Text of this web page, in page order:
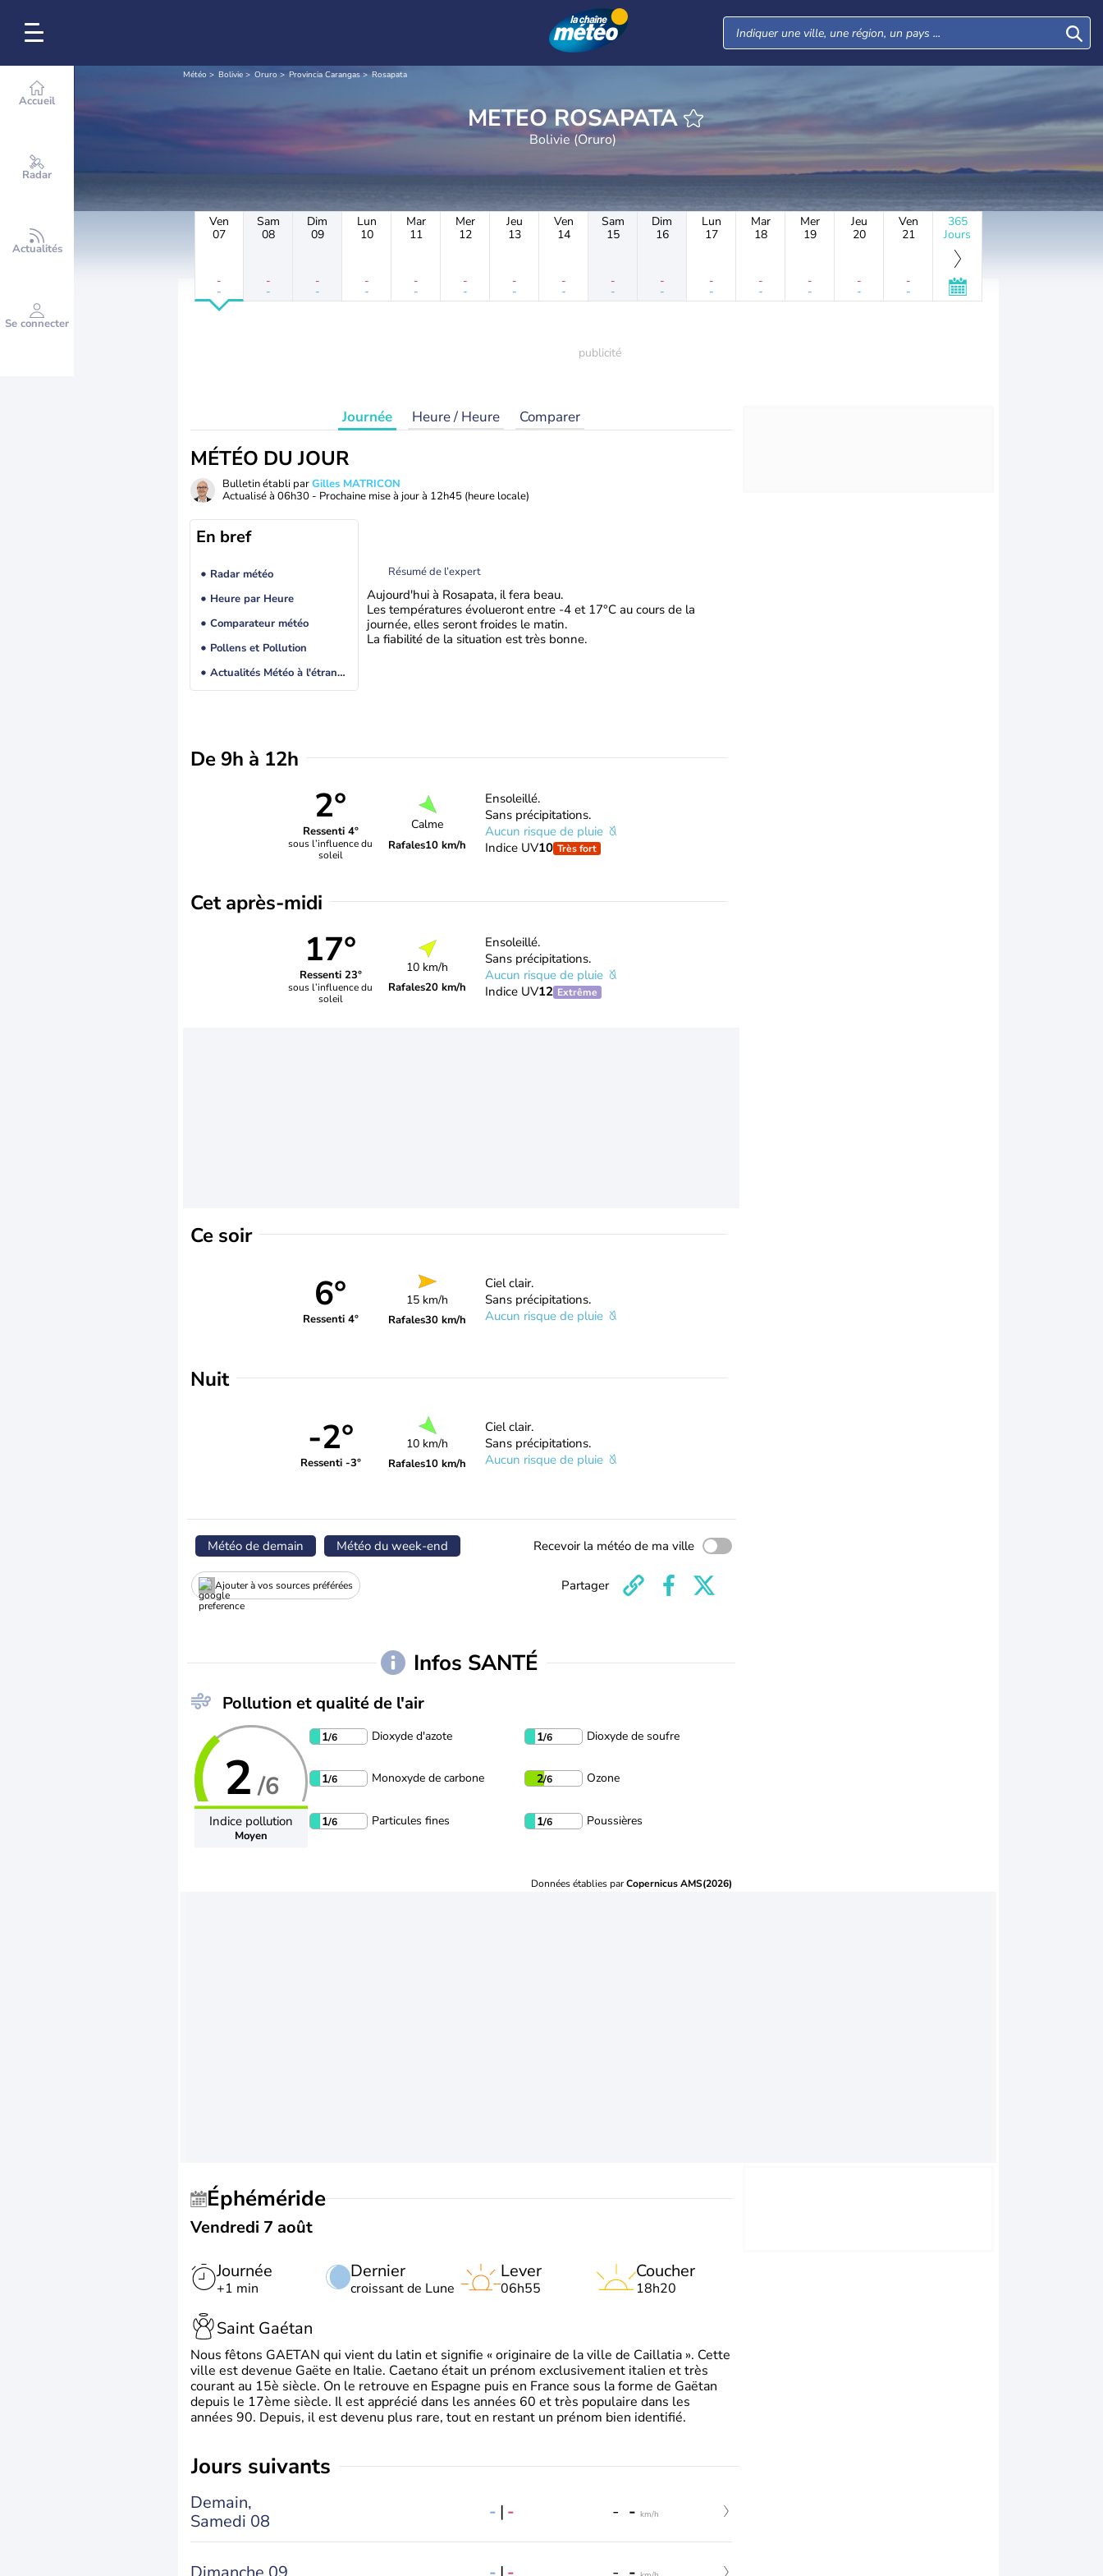
Accueil
Radar
Actualités
Se connecter
Météo Bolivie Oruro Provincia Carangas Rosapata
METEO ROSAPATA
Bolivie (Oruro)
Ven
07
-
-
Sam
08
-
-
Dim
09
-
-
Lun
10
-
-
Mar
11
-
-
Mer
12
-
-
Jeu
13
-
-
Ven
14
-
-
Sam
15
-
-
Dim
16
-
-
Lun
17
-
-
Mar
18
-
-
Mer
19
-
-
Jeu
20
-
-
Ven
21
-
-
365
Jours
Journée Heure / Heure Comparer
MÉTÉO DU JOUR
Bulletin établi parGilles MATRICON
Actualisé à 06h30 - Prochaine mise à jour à 12h45 (heure locale)
En bref
Radar météo
Heure par Heure
Comparateur météo
Pollens et Pollution
Actualités Météo à l'étranger
Résumé de l’expert
Aujourd'hui à Rosapata, il fera beau.
Les températures évolueront entre -4 et 17°C au cours de la
journée, elles seront froides le matin.
La fiabilité de la situation est très bonne.
De 9h à 12h
2°
Ressenti 4°
sous l’influence du
soleil
Calme
Rafales10 km/h
Ensoleillé.
Sans précipitations.
Aucun risque de pluie
Indice UV10 Très fort
Cet après-midi
17°
Ressenti 23°
sous l’influence du
soleil
10 km/h
Rafales20 km/h
Ensoleillé.
Sans précipitations.
Aucun risque de pluie
Indice UV12 Extrême
Ce soir
6°
Ressenti 4°
15 km/h
Rafales30 km/h
Ciel clair.
Sans précipitations.
Aucun risque de pluie
Nuit
-2°
Ressenti -3°
10 km/h
Rafales10 km/h
Ciel clair.
Sans précipitations.
Aucun risque de pluie
Météo de demain Météo du week-end Recevoir la météo de ma ville
Ajouter à vos sources préférées Partager
Infos SANTÉ
Pollution et qualité de l'air
2 /6
Indice pollution
Moyen
1/6 Dioxyde d'azote 1/6 Dioxyde de soufre
1/6 Monoxyde de carbone 2/6 Ozone
1/6 Particules fines 1/6 Poussières
Données établies parCopernicus AMS(2026)
Éphéméride
Vendredi 7 août
Journée
+1 min
Dernier
croissant de Lune
Lever
06h55
Coucher
18h20
Saint Gaétan
Nous fêtons GAETAN qui vient du latin et signifie « originaire de la ville de Caillatia ». Cette
ville est devenue Gaëte en Italie. Caetano était un prénom exclusivement italien et très
courant au 15è siècle. On le retrouve en Espagne puis en France sous la forme de Gaëtan
depuis le 17ème siècle. Il est apprécié dans les années 60 et très populaire dans les
années 90. Depuis, il est devenu plus rare, tout en restant un prénom bien identifié.
jours suivants
Demain,
Samedi 08
- | - - - km/h